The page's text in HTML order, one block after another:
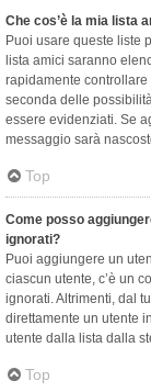
Che cos’è la mia lista
Puoi usare queste liste
lista amici saranno
rapidamente
seconda delle
essere evidenziati. Se
messaggio sarà
Top
Come posso
ignorati?
Puoi aggiungere un
ciascun utente, c’è un
ignorati. Altrimenti, dal
direttamente un utente
utente dalla lista dalla
Top